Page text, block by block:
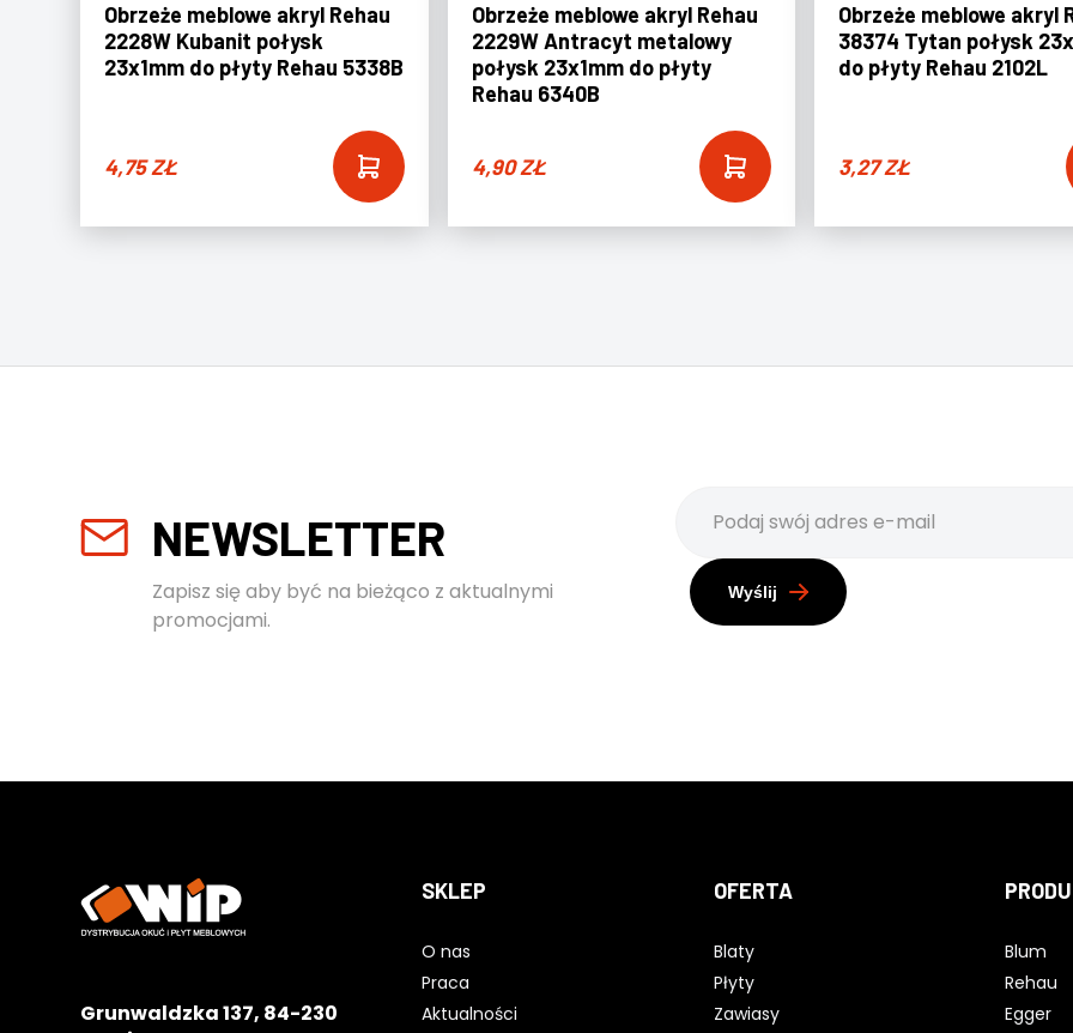
Obrzeże meblowe akryl Rehau
2228W Kubanit połysk
23x1mm do płyty Rehau 5338B
4,75ZŁ
Obrzeże meblowe akryl Rehau
2229W Antracyt metalowy
połysk 23x1mm do płyty
Rehau 6340B
4,90ZŁ
Obrzeże meblowe akryl
38374 Tytan połysk
do płyty Rehau 2102L
3,27ZŁ
NEWSLETTER
Zapisz się aby być na bieżąco z aktualnymi
promocjami.
Wyślij
Grunwaldzka 137, 84-230
SKLEP
O nas
Praca
Aktualności
OFERTA
Blaty
Płyty
Zawiasy
Blum
Rehau
Egger